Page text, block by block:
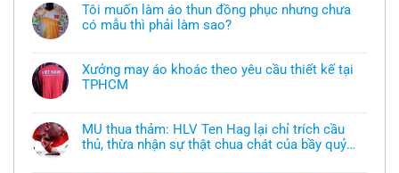
Tôi muốn làm áo thun đồng phục nhưng chưa
có mẫu thì phải làm sao?
bình
luận
ở
áo
thun
đồng
Xưởng may áo khoác theo yêu cầu thiết kế tại
TPHCM
bình
luận
ở
Xưởng
MU thua thảm: HLV Ten Hag lại chỉ trích cầu
thủ, thừa nhận sự thật chua chát của bầy quỷ